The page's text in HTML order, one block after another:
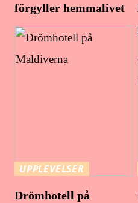
förgyller hemmalivet
UPPLEVELSER
Drömhotell på